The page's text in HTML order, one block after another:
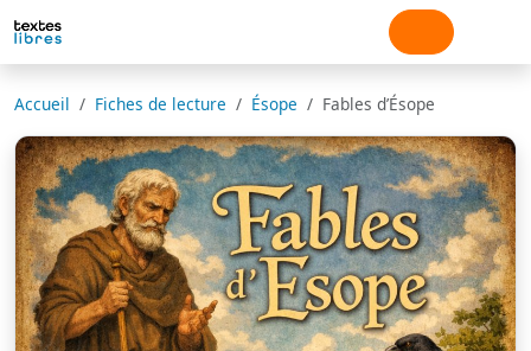
Accueil Fiches de lecture Ésope Fables d’Ésope